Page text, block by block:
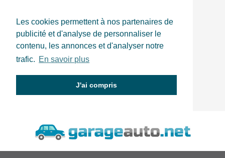
Les cookies permettent à nos partenaires de
publicité et d'analyse de personnaliser le
contenu, les annonces et d'analyser notre
trafic. En savoir plus
J'ai compris